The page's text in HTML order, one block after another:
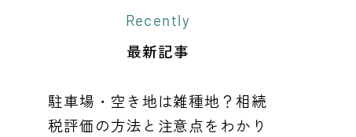
Recently
最新記事
駐車場・空き地は雑種地？相続
税評価の方法と注意点をわかり